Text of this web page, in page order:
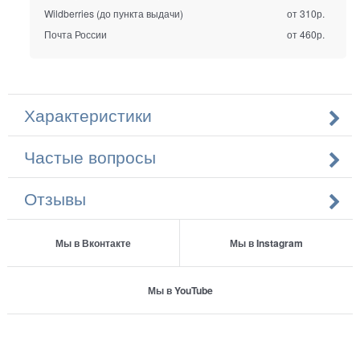
Wildberries (до пункта выдачи)
от 310р.
Почта России
от 460р.
Характеристики
Частые вопросы
Отзывы
Мы в Вконтакте Мы в Instagram
Мы в YouTube